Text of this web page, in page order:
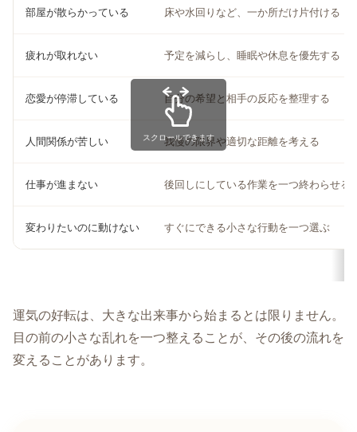
部屋が散らかっている 床や水回りなど、一か所だけ片付ける
疲れが取れない 予定を減らし、睡眠や休息を優先する
恋愛が停滞している 自分の希望と相手の反応を整理する
人間関係が苦しい 我慢の限界や適切な距離を考える
仕事が進まない 後回しにしている作業を一つ終わらせる
変わりたいのに動けない すぐにできる小さな行動を一つ選ぶ
スクロールできます
運気の好転は、大きな出来事から始まるとは限りません。
目の前の小さな乱れを一つ整えることが、その後の流れを
変えることがあります。